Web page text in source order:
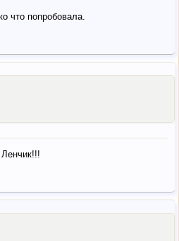
что попробовала.